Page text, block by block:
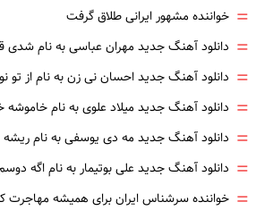
= خواننده مشهور ایرانی طلاق گرفت
= دانلود آهنگ جدید مهران عباسی به نام شدی
= دانلود آهنگ جدید احسان نی زن به نام از تو
= دانلود آهنگ جدید میلاد علوی به نام
= دانلود آهنگ جدید مه دی یوسفی به نام ریشه
= دانلود آهنگ جدید علی بوتیمار به نام اگه
= خواننده سرشناس ایران برای همیشه مهاجرت